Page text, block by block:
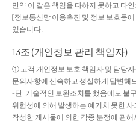
만약 이 같은 책임을 다하지 못하고 타
[정보통신망 이용촉진 및 정보 보호등
있습니다.
13조 (개인정보 관리 책임자)
① 고객 개인정보 보호 책임자 및 담당
문의사항에 신속하고 성실하게 답변해
-단, 기술적인 보완조치를 했음에도 불
위험성에 의해 발생하는 예기치 못한
작성한 게시물에 의한 각종 분쟁에 관해